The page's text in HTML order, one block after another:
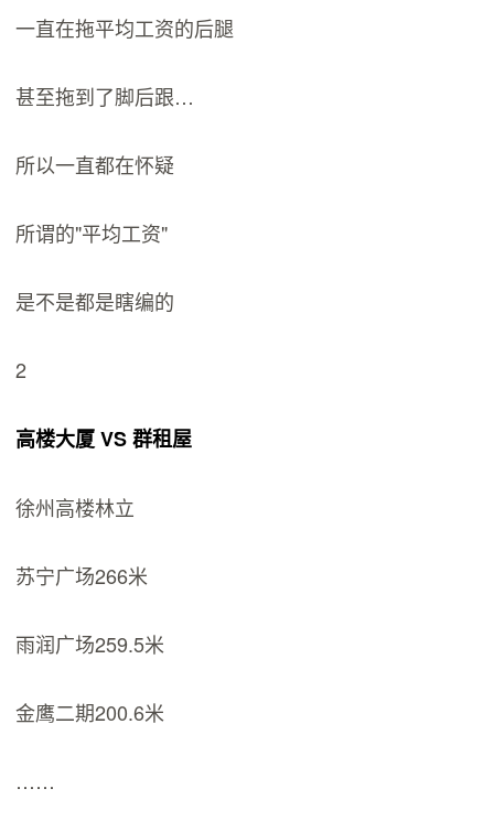
一直在拖平均工资的后腿
甚至拖到了脚后跟…
所以一直都在怀疑
所谓的"平均工资"
是不是都是瞎编的
2
高楼大厦 VS 群租屋
徐州高楼林立
苏宁广场266米
雨润广场259.5米
金鹰二期200.6米
……